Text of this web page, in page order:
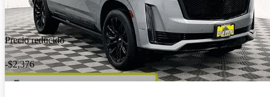
Precio reducido
-$2,376